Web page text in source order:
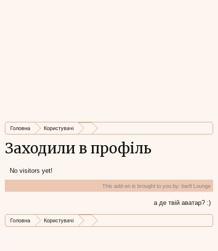
Головна Користувачі
Заходили в профіль
No visitors yet!
This add-on is brought to you by: barfi Lounge
а де твій аватар? :)
Головна Користувачі